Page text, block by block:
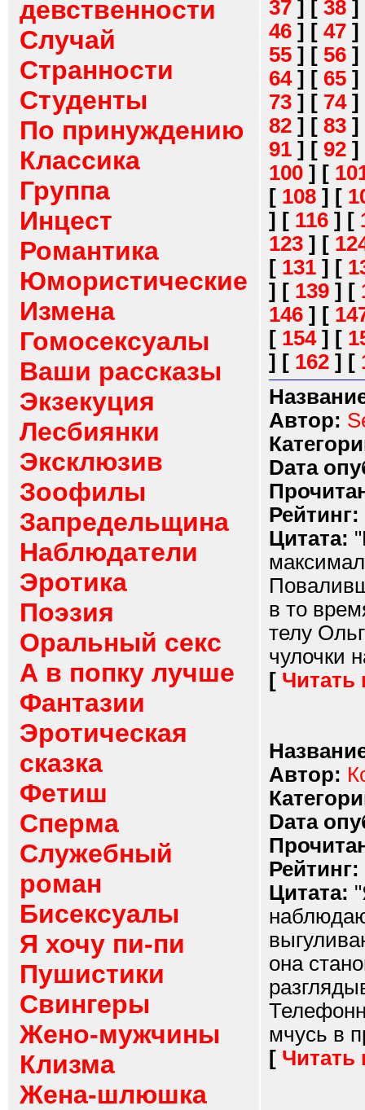
девственности
Случай
Странности
Студенты
По принуждению
Классика
Группа
Инцест
Романтика
Юмористические
Измена
Гомосексуалы
Ваши рассказы
Экзекуция
Лесбиянки
Эксклюзив
Зоофилы
Запредельщина
Наблюдатели
Эротика
Поэзия
Оральный секс
А в попку лучше
Фантазии
Эротическая
сказка
Фетиш
Сперма
Служебный
роман
Бисексуалы
Я хочу пи-пи
Пушистики
Свингеры
Жено-мужчины
Клизма
Жена-шлюшка
37 ] [ 38 ]
46 ] [ 47 ]
55 ] [ 56 ]
64] [ 65 ]
73 ] [ 74]
82 ] [ 83 ]
91 ] [ 92 ]
100 ] [
[ 108 ] [
] [ 116 ] [
123 ] [
[ 131 ] [
] [ 139 ] [
146 ] [
[ 154] [
] [ 162 ] [
Автор:
Dата
Рейтинг:
Цитата:
в то
телу
чулочки
[ Читать
Автор:
Dата
Рейтинг:
Цитата:
она
мчусь в
[ Читать